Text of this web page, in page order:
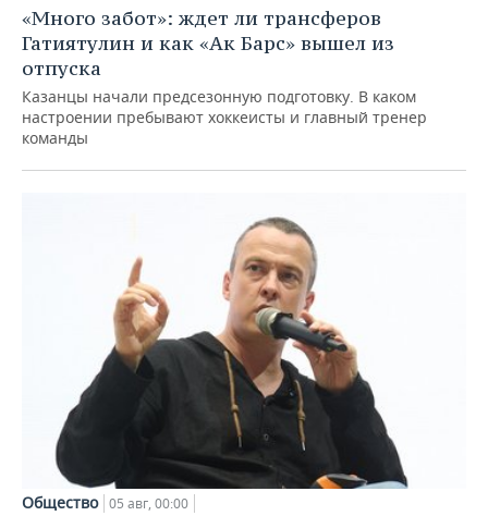
«Много забот»: ждет ли трансферов
Гатиятулин и как «Ак Барс» вышел из
отпуска
Казанцы начали предсезонную подготовку. В каком
настроении пребывают хоккеисты и главный тренер
команды
Общество 05 авг, 00:00